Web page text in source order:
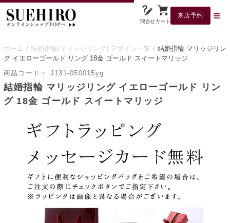
問合せカート
来店予約
ホーム 結婚指輪(マリッジリング) デザイン一覧
結婚指輪 マリッジリン
グ イエローゴールド リング 18金 ゴールド スイートマリッジ
商品コード：
J131-050015yg
結婚指輪 マリッジリング イエローゴールド リン
グ 18金 ゴールド スイートマリッジ